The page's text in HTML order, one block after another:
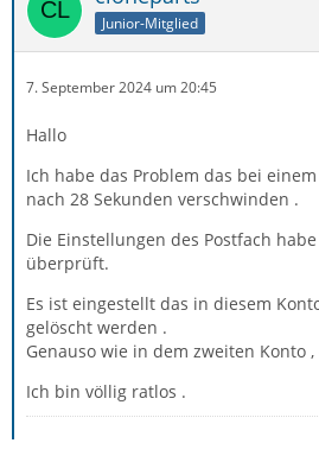
Junior-Mitglied
7. September 2024 um 20:45
Hallo
Ich habe das Problem das bei
nach 28 Sekunden verschwinden .
Die Einstellungen des Postfach
überprüft.
Es ist eingestellt das in diesem
gelöscht werden .
Genauso wie in dem zweiten Konto
Ich bin völlig ratlos .